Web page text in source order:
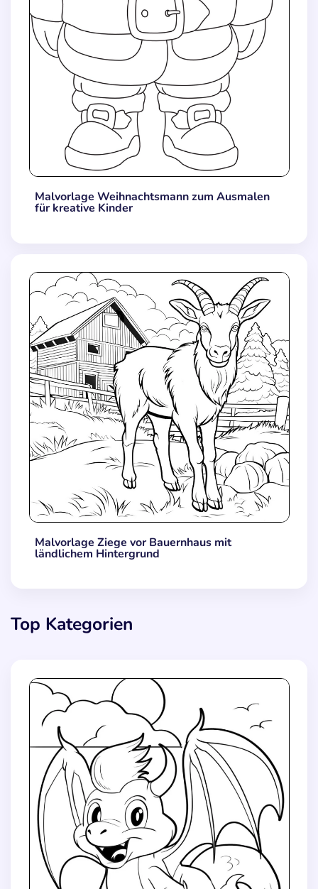
Malvorlage Weihnachtsmann zum Ausmalen
für kreative Kinder
Malvorlage Ziege vor Bauernhaus mit
ländlichem Hintergrund
Top Kategorien